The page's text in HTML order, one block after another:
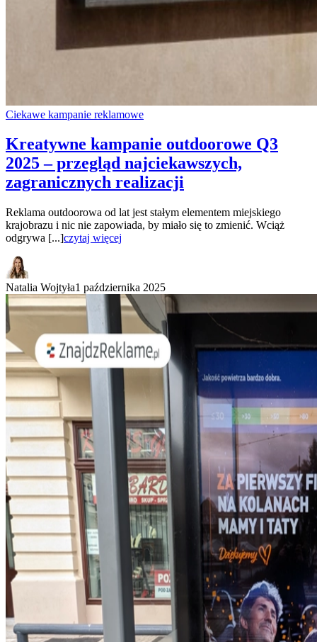
Ciekawe kampanie reklamowe
Kreatywne kampanie outdoorowe Q3
2025 – przegląd najciekawszych,
zagranicznych realizacji
Reklama outdoorowa od lat jest stałym elementem miejskiego
krajobrazu i nic nie zapowiada, by miało się to zmienić. Wciąż
odgrywa [...]czytaj więcej
Natalia Wojtyła1 października 2025